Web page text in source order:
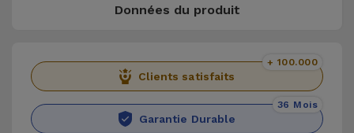
Données du produit
Clients satisfaits
+ 100.000
Garantie Durable
36 Mois